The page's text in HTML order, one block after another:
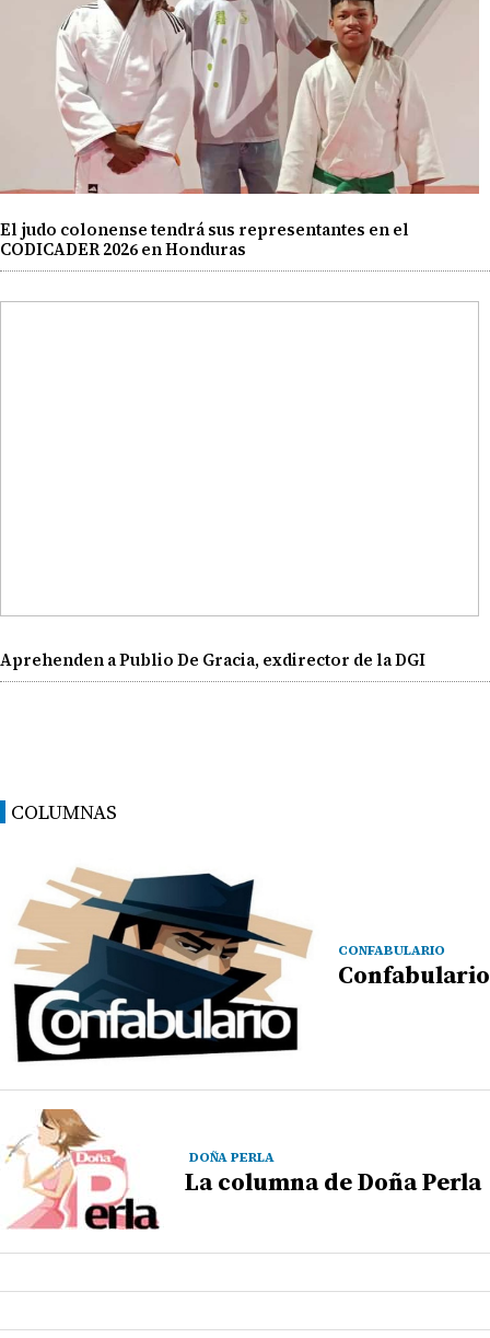
El judo colonense tendrá sus representantes en el
CODICADER 2026 en Honduras
Aprehenden a Publio De Gracia, exdirector de la DGI
COLUMNAS
CONFABULARIO
Confabulario
DOÑA PERLA
La columna de Doña Perla